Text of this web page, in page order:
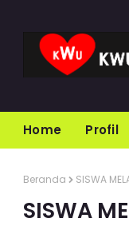
Home Profil
Beranda SISWA
SISWA